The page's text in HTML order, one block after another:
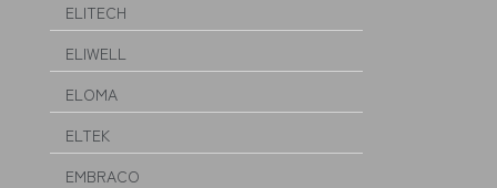
ELITECH
ELIWELL
ELOMA
ELTEK
EMBRACO